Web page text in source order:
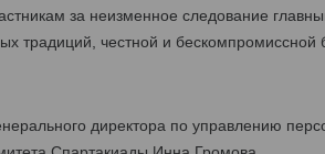
за неизменное следование
традиций, честной и
директора по управлению